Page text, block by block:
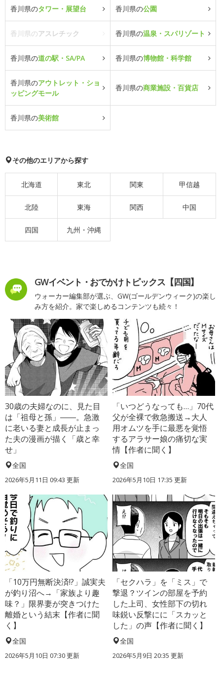
香川県のタワー・展望台 香川県の公園
香川県のアスレチック 香川県の温泉・スパリゾート
香川県の道の駅・SA/PA 香川県の博物館・科学館
香川県のアウトレット・ショ
ッピングモール
香川県の商業施設・百貨店
香川県の美術館
その他のエリアから探す
北海道 東北 関東 甲信越
北陸 東海 関西 中国
四国 九州・沖縄
GWイベント・おでかけトピックス【四国】
ウォーカー編集部が選ぶ、GW(ゴールデンウィーク)の楽し
み方を紹介。家で楽しめるコンテンツも続々！
30歳の夫婦なのに、見た目
は「祖母と孫」――。急激
に老いる妻と成長が止まっ
た夫の漫画が描く「歳と幸
せ」
全国
2026年5月11日 09:43 更新
「いつどうなっても…」70代
父が全裸で救急搬送→大人
用オムツを手に最悪を覚悟
するアラサー娘の痛切な実
情【作者に聞く】
全国
2026年5月10日 17:35 更新
「10万円無断決済!?」誠実夫
が釣り沼へ→「家族より趣
味？」限界妻が突きつけた
離婚という結末【作者に聞
く】
全国
2026年5月10日 07:30 更新
「セクハラ」を「ミス」で
撃退？ツインの部屋を予約
した上司、女性部下の切れ
味鋭い反撃にに「スカッと
した」の声【作者に聞く】
全国
2026年5月9日 20:35 更新